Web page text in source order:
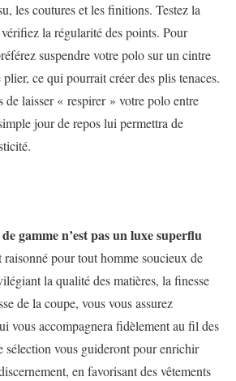
les coutures et les finitions. Testez la
la régularité des points. Pour
suspendre votre polo sur un cintre
ce qui pourrait créer des plis tenaces.
de laisser « respirer » votre polo entre
jour de repos lui permettra de
gamme n’est pas un luxe superflu
raisonné pour tout homme soucieux de
la qualité des matières, la finesse
de la coupe, vous vous assurez
vous accompagnera fidèlement au fil des
sélection vous guideront pour enrichir
en favorisant des vêtements